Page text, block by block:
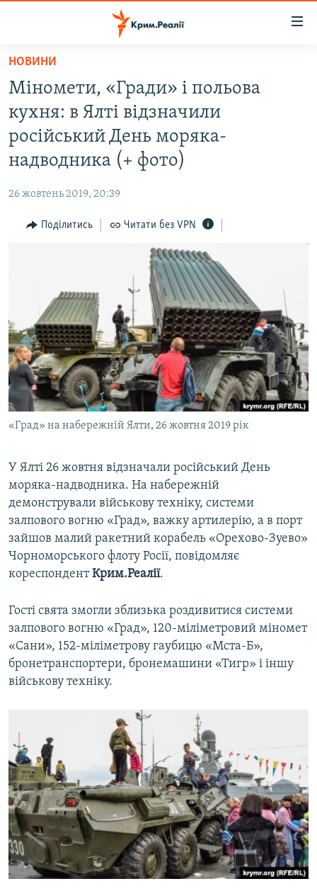
Перейти
основного
матеріалу
Перейти
до
основної
Перейти
пошуку
ВІДЕО ТА ФОТО
ІНТЕРВ'Ю
ДЕПОРТАЦІЯ
ВІДЕОУРОКИ «ELIFBE»
СВІДЧЕННЯ ОКУПАЦІЇ
УКРАЇНСЬКА ПРОБЛЕМА КРИМУ
ІНФОГРАФІКА
ЯК ОБІЙТИ БЛОКУВАННЯ
Русский
Qırımtatar
ДОЛУЧАЙСЯ!
Усі сайти RFE/RL
НОВИНИ
Міномети, «Гради» і польова
кухня: в Ялті відзначили
російський День моряка-
надводника (+ фото)
26 жовтень 2019, 20:39
Поділитись Читати без VPN
«Град» на набережній Ялти, 26 жовтня 2019 рік
У Ялті 26 жовтня відзначали російський День
моряка-надводника. На набережній
демонстрували військову техніку, системи
залпового вогню «Град», важку артилерію, а в порт
зайшов малий ракетний корабель «Орехово-Зуево»
Чорноморського флоту Росії, повідомляє
кореспондентКрим.Реалії.
Гості свята змогли зблизька роздивитися системи
залпового вогню «Град», 120-міліметровий міномет
«Сани», 152-міліметрову гаубицю «Мста-Б»,
бронетранспортери, бронемашини «Тигр» і іншу
військову техніку.